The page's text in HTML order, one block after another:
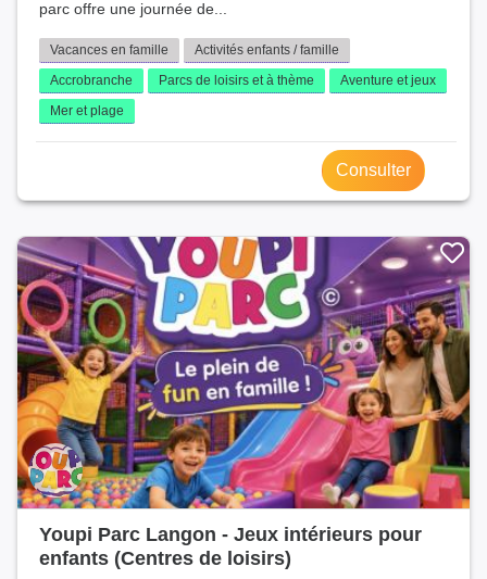
parc offre une journée de...
Vacances en famille
Activités enfants / famille
Accrobranche
Parcs de loisirs et à thème
Aventure et jeux
Mer et plage
Consulter
Youpi Parc Langon - Jeux intérieurs pour
enfants (Centres de loisirs)